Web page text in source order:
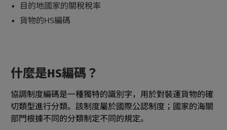
目的地國家的關稅稅率
貨物的HS編碼
什麼是HS編碼？
協調制度編碼是一種獨特的識別字，用於對裝運貨物的確
切類型進行分類。該制度屬於國際公認制度；國家的海關
部門根據不同的分類制定不同的規定。